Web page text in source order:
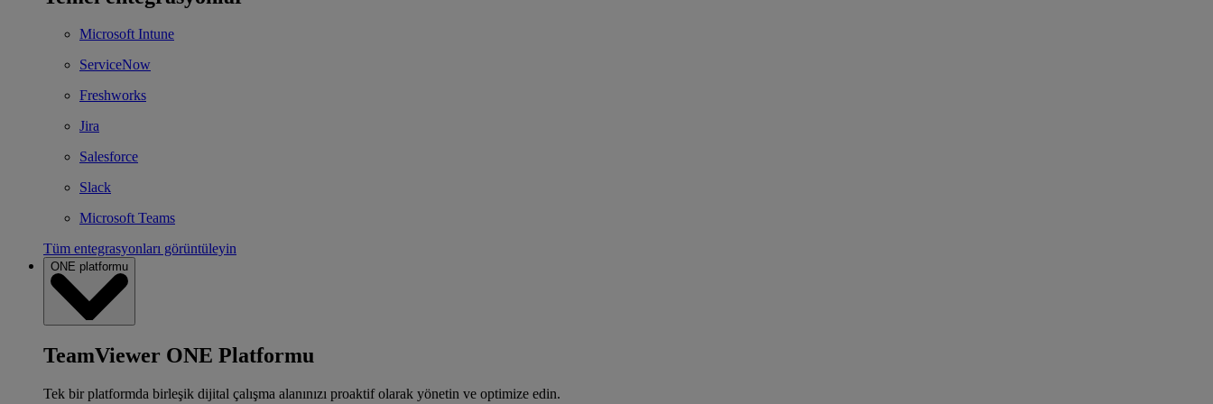
Microsoft Intune
ServiceNow
Freshworks
Jira
Salesforce
Slack
Microsoft Teams
Tüm entegrasyonları görüntüleyin
ONE platformu
TeamViewer ONE Platformu
Tek bir platformda birleşik dijital çalışma alanınızı proaktif olarak yönetin ve optimize edin.